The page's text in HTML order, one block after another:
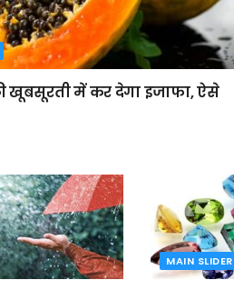
में कर देगा इजाफा, ऐसे
MAIN SLIDER